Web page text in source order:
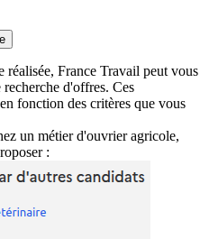
réalisée, France Travail peut vous
d'offres. Ces
fonction des critères que vous
un métier d'ouvrier agricole,
: